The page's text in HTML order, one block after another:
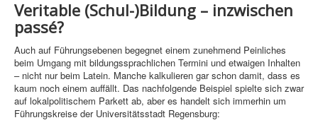
Veritable (Schul-)Bildung – inzwischen
passé?
Auch auf Führungsebenen begegnet einem zunehmend Peinliches
beim Umgang mit bildungssprachlichen Termini und etwaigen Inhalten
– nicht nur beim Latein. Manche kalkulieren gar schon damit, dass es
kaum noch einem auffällt. Das nachfolgende Beispiel spielte sich zwar
auf lokalpolitischem Parkett ab, aber es handelt sich immerhin um
Führungskreise der Universitätsstadt Regensburg: